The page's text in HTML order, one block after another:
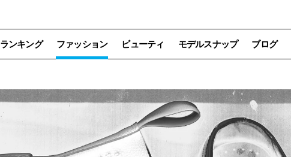
ランキング ファッション ビューティ モデルスナップ ブログ